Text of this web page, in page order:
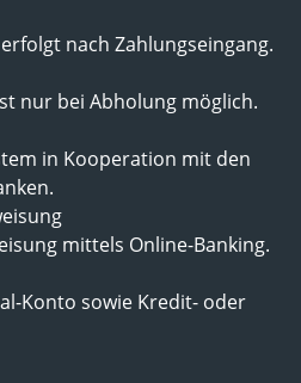
nach Zahlungseingang.
nur bei Abholung möglich.
in Kooperation mit den
mittels Online-Banking.
Konto sowie Kredit- oder